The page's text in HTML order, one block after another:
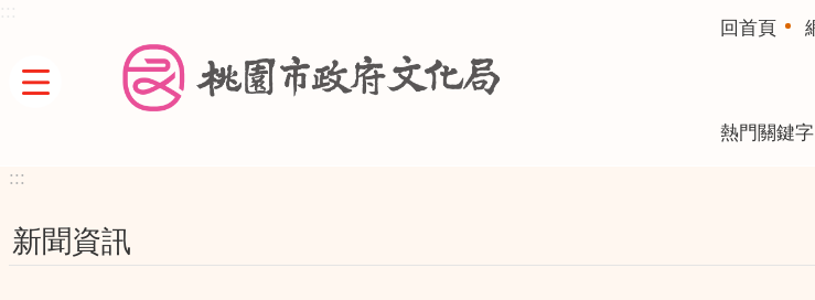
回首頁
熱門關鍵字
:::
新聞資訊